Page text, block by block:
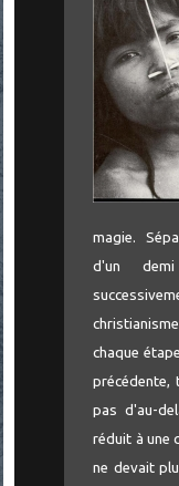
magie.
d'un
chaque
précédente,
pas d'au-
réduit à une
ne devait